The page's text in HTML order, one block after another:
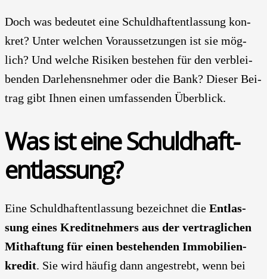
Doch was bedeu­tet eine Schuld­haft­ent­las­sung kon­
kret? Unter wel­chen Vor­aus­set­zun­gen ist sie mög­
lich? Und wel­che Risi­ken bestehen für den ver­blei­
ben­den Dar­le­hens­neh­mer oder die Bank? Die­ser Bei­
trag gibt Ihnen einen umfas­sen­den Über­blick.
Was ist eine Schuld­haft­
ent­las­sung?
Eine Schuld­haft­ent­las­sung bezeich­net die Ent­las­
sung eines Kre­dit­neh­mers aus der ver­trag­li­chen
Mit­haf­tung für einen bestehen­den Immo­bi­li­en­
kre­dit. Sie wird häu­fig dann ange­strebt, wenn bei